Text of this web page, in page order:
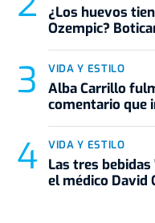
¿Los huevos
Ozempic?
VIDA Y ESTILO
Alba Carrillo
comentario que
VIDA Y ESTILO
Las tres
el médico David